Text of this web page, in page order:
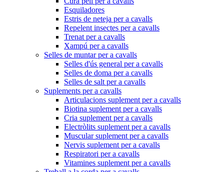
Esquiladores
Estris de neteja per a cavalls
Repelent insectes per a cavalls
Trenat per a cavalls
Xampú per a cavalls
Selles de muntar per a cavalls
Selles d'ús general per a cavalls
Selles de doma per a cavalls
Selles de salt per a cavalls
Suplements per a cavalls
Articulacions suplement per a cavalls
Biotina suplement per a cavalls
Cria suplement per a cavalls
Electròlits suplement per a cavalls
Muscular suplement per a cavalls
Nervis suplement per a cavalls
Respiratori per a cavalls
Vitamines suplement per a cavalls